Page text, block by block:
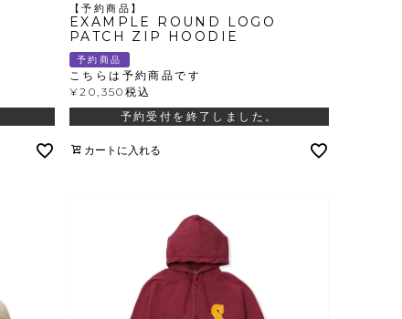
【予約商品】
EXAMPLE ROUND LOGO
PATCH ZIP HOODIE
予約商品
こちらは予約商品です
¥20,350 税込
予約受付を終了しました。
カートに入れる